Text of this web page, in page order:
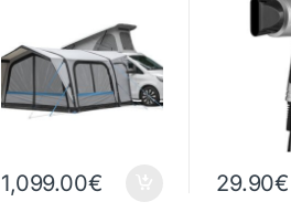
1,099.00€ 29.90€